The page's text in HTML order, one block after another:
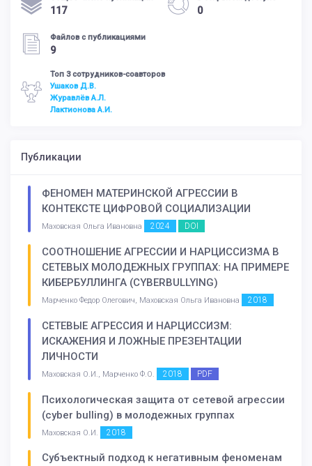
117 0
Файлов с публикациями
9
Топ 3 сотрудников-соавторов
Ушаков Д.В.
Журавлёв А.Л.
Лактионова А.И.
Публикации
ФЕНОМЕН МАТЕРИНСКОЙ АГРЕССИИ В
КОНТЕКСТЕ ЦИФРОВОЙ СОЦИАЛИЗАЦИИ
Маховская Ольга Ивановна 2024 DOI
СООТНОШЕНИЕ АГРЕССИИ И НАРЦИССИЗМА В
СЕТЕВЫХ МОЛОДЕЖНЫХ ГРУППАХ: НА ПРИМЕРЕ
КИБЕРБУЛЛИНГА (CYBERBULLYING)
Марченко Федор Олегович, Маховская Ольга Ивановна 2018
СЕТЕВЫЕ АГРЕССИЯ И НАРЦИССИЗМ:
ИСКАЖЕНИЯ И ЛОЖНЫЕ ПРЕЗЕНТАЦИИ
ЛИЧНОСТИ
Маховская О.И., Марченко Ф.О. 2018 PDF
Психологическая защита от сетевой агрессии
(cyber bulling) в молодежных группах
Маховская О.И. 2018
Субъектный подход к негативным феноменам